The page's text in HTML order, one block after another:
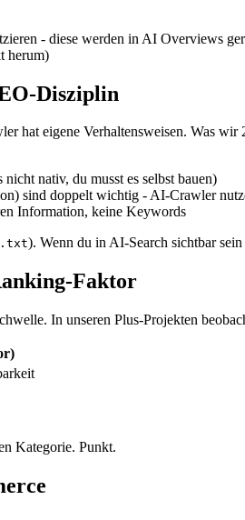
- diese werden in AI Overviews
herum)
Disziplin
hat eigene Verhaltensweisen. Was wir
nativ, du musst es selbst bauen)
sind doppelt wichtig - AI-Crawler
Information, keine Keywords
). Wenn du in AI-Search sichtbar
Faktor
In unseren Plus-Projekten
Kategorie. Punkt.